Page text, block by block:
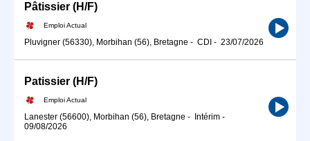
Pâtissier (H/F)
Emploi Actual
Pluvigner (56330), Morbihan (56), Bretagne - CDI - 23/07/2026
Patissier (H/F)
Emploi Actual
Lanester (56600), Morbihan (56), Bretagne - Intérim -
09/08/2026